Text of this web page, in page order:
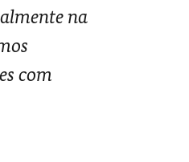
na
com